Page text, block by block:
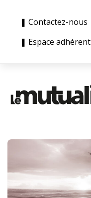
❚ Contactez-nous
❚ Espace adhérent